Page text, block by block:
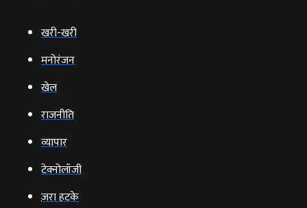
खरी-खरी
मनोरंजन
खेल
राजनीति
व्‍यापार
टेक्‍नोलॉजी
ज़रा हटके